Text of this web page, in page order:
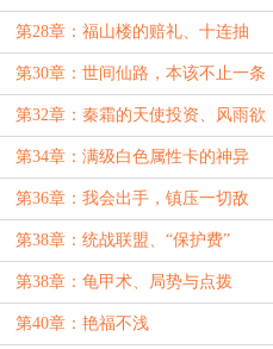
第28章：福山楼的赔礼、十连抽
第30章：世间仙路，本该不止一条
第32章：秦霜的天使投资、风雨欲
来（月底求月票）
第34章：满级白色属性卡的神异
第36章：我会出手，镇压一切敌
（月初求月票）
第38章：统战联盟、“保护费”
第38章：龟甲术、局势与点拨
第40章：艳福不浅